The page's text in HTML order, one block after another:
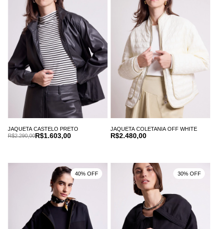
JAQUETA CASTELO PRETO
R$1.603,00
R$2.290,00
JAQUETA COLETANIA OFF WHITE
R$2.480,00
40% OFF 30% OFF